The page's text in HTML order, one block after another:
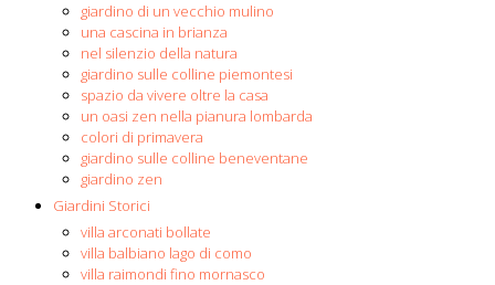
giardino di un vecchio mulino
una cascina in brianza
nel silenzio della natura
giardino sulle colline piemontesi
spazio da vivere oltre la casa
un oasi zen nella pianura lombarda
colori di primavera
giardino sulle colline beneventane
giardino zen
Giardini Storici
villa arconati bollate
villa balbiano lago di como
villa raimondi fino mornasco